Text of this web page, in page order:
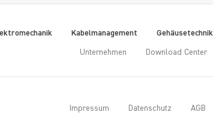
Kabelmanagement Gehäusetechnik
Unternehmen Download Center
Impressum Datenschutz AGB